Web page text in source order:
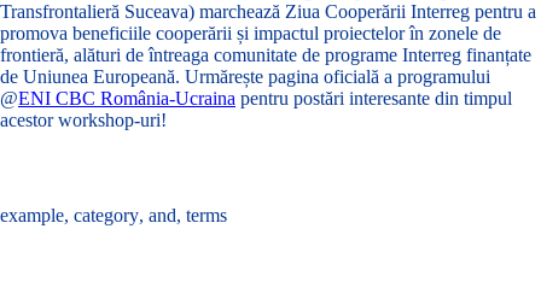
Transfrontalieră Suceava) marchează Ziua Cooperării Interreg pentru a
promova beneficiile cooperării și impactul proiectelor în zonele de
frontieră, alături de întreaga comunitate de programe Interreg finanțate
de Uniunea Europeană. Urmărește pagina oficială a programului
@ENI CBC România-Ucraina pentru postări interesante din timpul
acestor workshop-uri!
example, category, and, terms